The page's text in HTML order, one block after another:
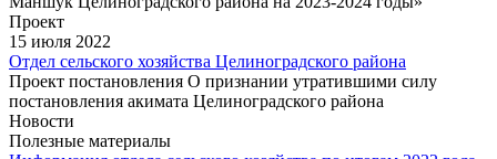
Проект
15 июля 2022
Отдел сельского хозяйства Целиноградского района
Проект постановления О признании утратившими силу
постановления акимата Целиноградского района
Новости
Полезные материалы